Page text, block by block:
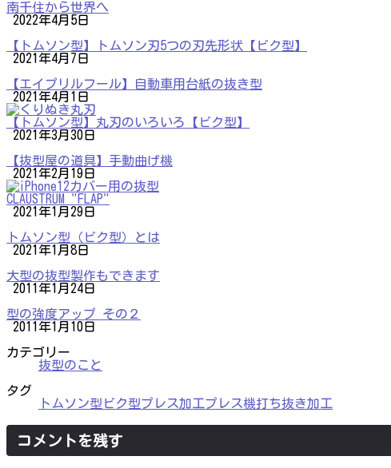
南千住から世界へ
2022年4月5日
【トムソン型】トムソン刃5つの刃先形状【ビク型】
2021年4月7日
【エイプリルフール】自動車用台紙の抜き型
2021年4月1日
【トムソン型】丸刃のいろいろ【ビク型】
2021年3月30日
【抜型屋の道具】手動曲げ機
2021年2月19日
CLAUSTRUM "FLAP"
2021年1月29日
トムソン型（ビク型）とは
2021年1月8日
大型の抜型製作もできます
2011年1月24日
型の強度アップ その２
2011年1月10日
カテゴリー
抜型のこと
タグ
トムソン型 ビク型プレス加工プレス機打ち抜き加工
コメントを残す